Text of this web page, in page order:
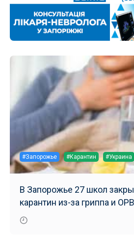
#Запорожье #Карантин #Украина
В Запорожье 27 школ закрывают на
карантин из-за гриппа и